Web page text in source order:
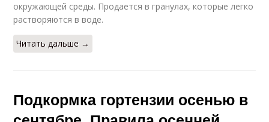
окружающей среды. Продается в гранулах, которые легко
растворяются в воде.
Читать дальше →
Подкормка гортензии осенью в